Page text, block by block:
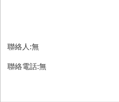
聯絡人:無
聯絡電話:無